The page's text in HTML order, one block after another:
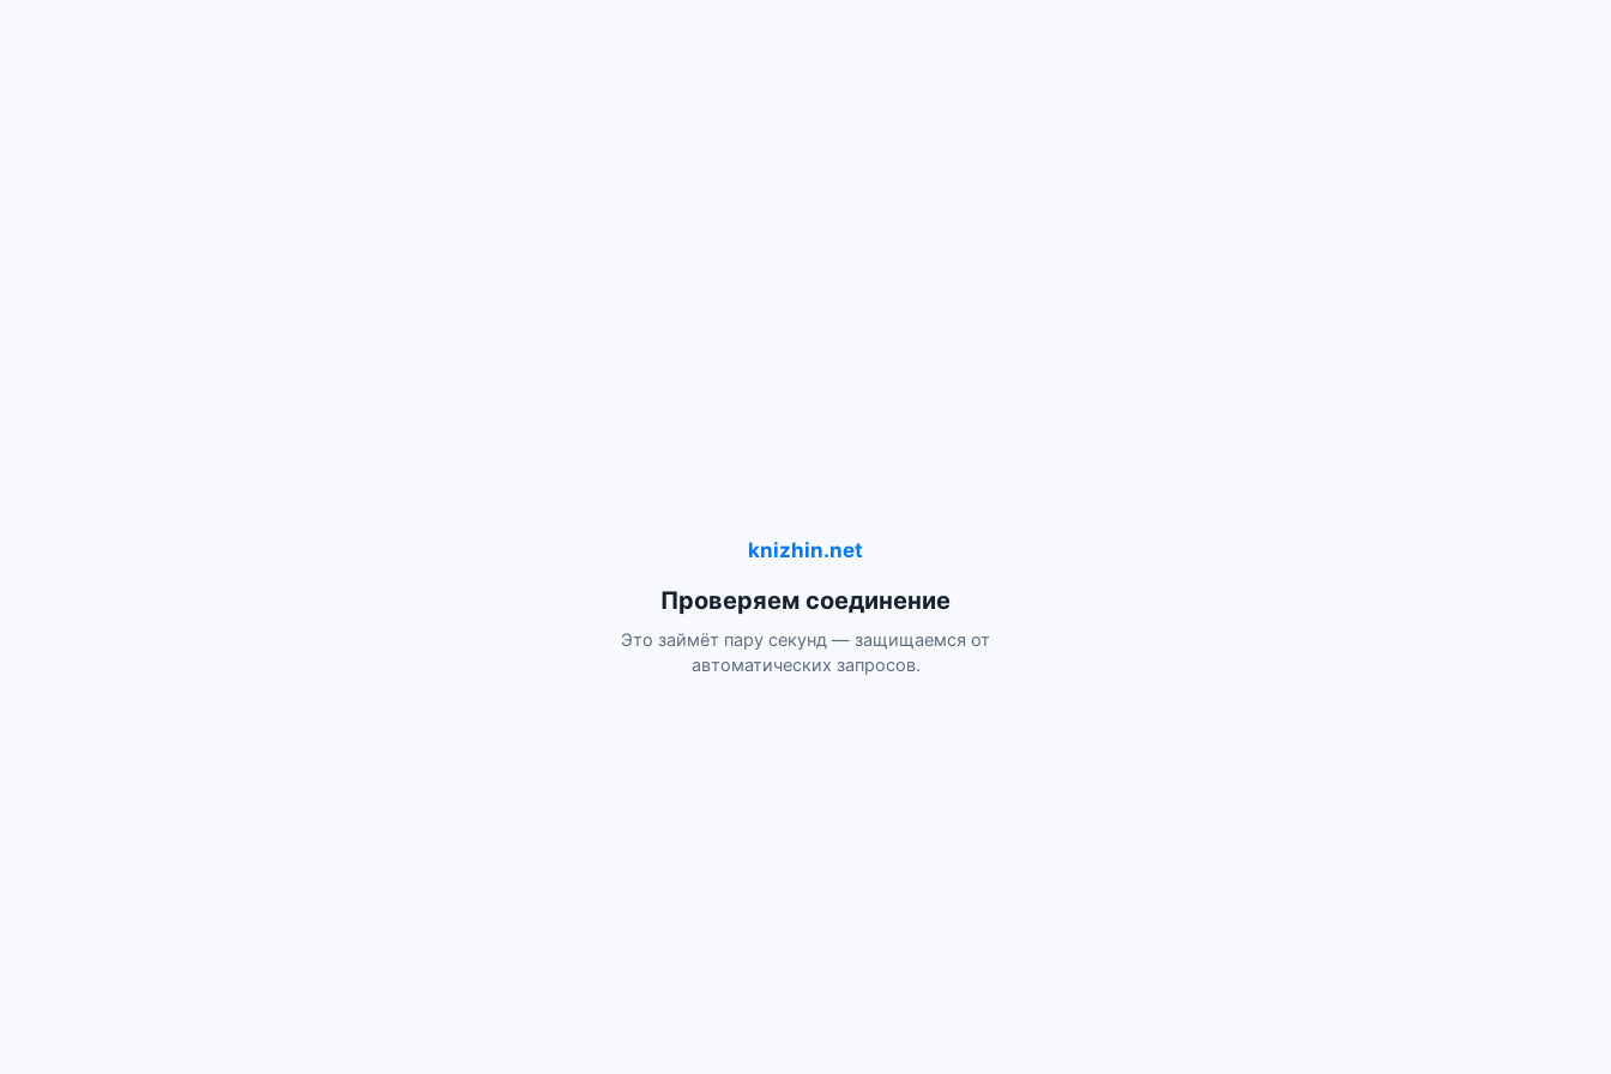
knizhin.net
Проверяем соединение
Это займёт пару секунд — защищаемся от
автоматических запросов.